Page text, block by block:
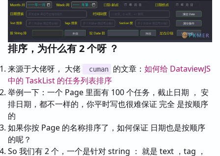
排序，为什么有 2 个呀 ？
来源于大佬呀， 大佬 cuman 的文章： 如何给 DataviewJS
中的 TaskList 的任务列表排序
举例一下：一个 Page 里面有 100 个任务，截止日期 ， 安
排日期，都不一样的，你平时写也很难保证 完全 是按顺序
的
如果你按 Page 的名称排序了，如何保证 日期也是按顺序
的呢？
So 我们有 2 个，一个是针对 string ： 就是 text ，tag ，